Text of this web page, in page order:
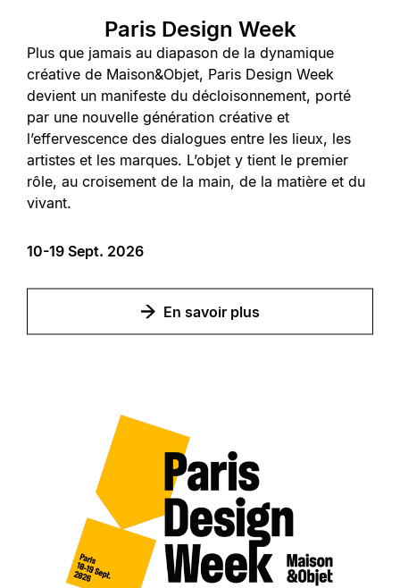
Paris Design Week
Plus que jamais au diapason de la dynamique
créative de Maison&Objet, Paris Design Week
devient un manifeste du décloisonnement, porté
par une nouvelle génération créative et
l’effervescence des dialogues entre les lieux, les
artistes et les marques. L’objet y tient le premier
rôle, au croisement de la main, de la matière et du
vivant.
10-19 Sept. 2026
En savoir plus